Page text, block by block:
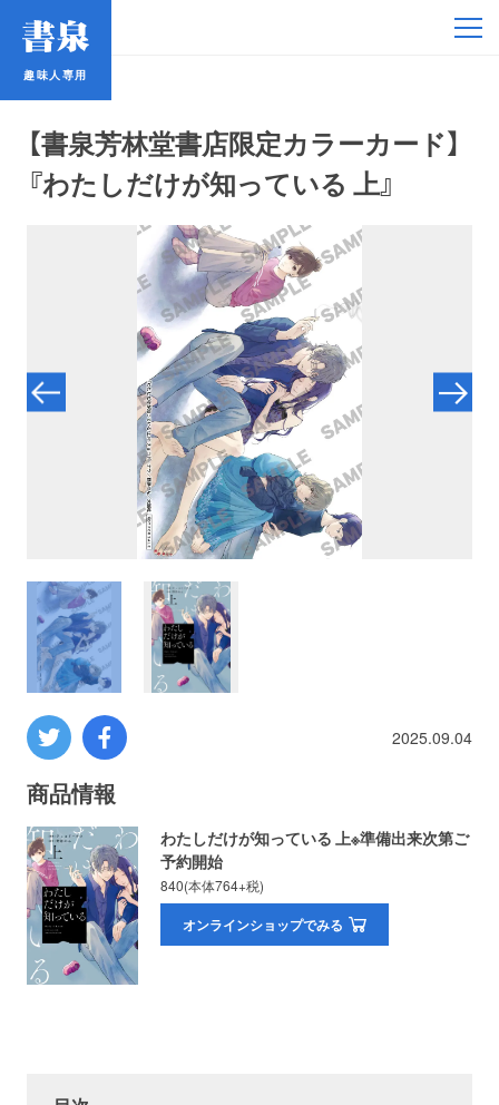
趣味人専用
【書泉芳林堂書店限定カラーカード】
『わたしだけが知っている 上』
2025.09.04
商品情報
わたしだけが知っている 上※準備出来次第ご
予約開始
840(本体764+税)
オンラインショップでみる
趣味人専用
鉄道・バス
コミック・ラノベ
プロレス
数学
コンピューター
ミリタリー
その他
イベント
フェア お知らせ
会社概要